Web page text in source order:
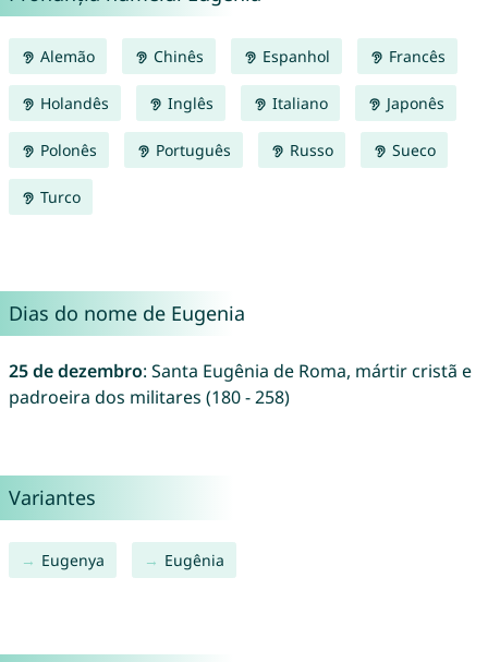
Alemão Chinês Espanhol Francês
Holandês Inglês Italiano Japonês
Polonês Português Russo Sueco
Turco
Dias do nome de Eugenia
25 de dezembro: Santa Eugênia de Roma, mártir cristã e
padroeira dos militares (180 - 258)
Variantes
Eugenya Eugênia